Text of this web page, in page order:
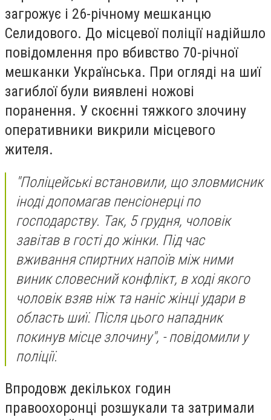
загрожує і 26-річному мешканцю
Селидового. До місцевої поліції надійшло
повідомлення про вбивство 70-річної
мешканки Українська. При огляді на шиї
загиблої були виявлені ножові
поранення. У скоєнні тяжкого злочину
оперативники викрили місцевого
жителя.
"Поліцейські встановили, що зловмисник
іноді допомагав пенсіонерці по
господарству. Так, 5 грудня, чоловік
завітав в гості до жінки. Під час
вживання спиртних напоїв між ними
виник словесний конфлікт, в ході якого
чоловік взяв ніж та наніс жінці удари в
область шиї. Після цього нападник
покинув місце злочину", - повідомили у
поліції.
Впродовж декількох годин
правоохоронці розшукали та затримали